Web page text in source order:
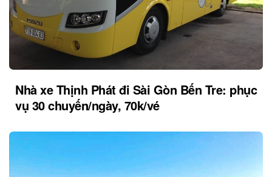
Nhà xe Thịnh Phát đi Sài Gòn Bến Tre: phục
vụ 30 chuyến/ngày, 70k/vé